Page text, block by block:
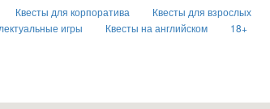
Квесты для корпоратива Квесты для взрослых
игры Квесты на английском 18+